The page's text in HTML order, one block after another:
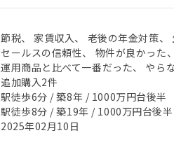
節税、 家賃収入、 老後の年金対策
セールスの信頼性、 物件が良かった
運用商品と比べて一番だった、 やら
追加購入2件
駅徒歩6分 / 築8年 / 1000万円台後半
駅徒歩8分 / 築19年 / 1000万円台後半
2025年02月10日